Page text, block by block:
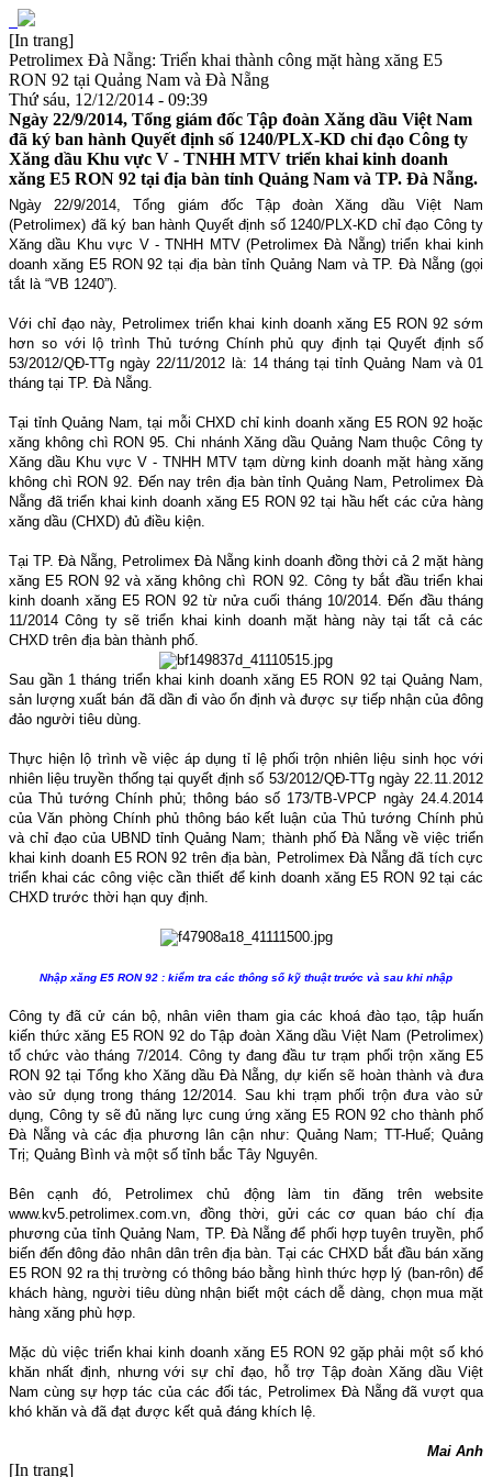
[In trang]
Petrolimex Đà Nẵng: Triển khai thành công mặt hàng xăng E5
RON 92 tại Quảng Nam và Đà Nẵng
Thứ sáu, 12/12/2014 - 09:39
Ngày 22/9/2014, Tổng giám đốc Tập đoàn Xăng dầu Việt Nam
đã ký ban hành Quyết định số 1240/PLX-KD chỉ đạo Công ty
Xăng dầu Khu vực V - TNHH MTV triển khai kinh doanh
xăng E5 RON 92 tại địa bàn tỉnh Quảng Nam và TP. Đà Nẵng.
Ngày 22/9/2014, Tổng giám đốc Tập đoàn Xăng dầu Việt Nam
(Petrolimex) đã ký ban hành Quyết định số 1240/PLX-KD chỉ đạo Công ty
Xăng dầu Khu vực V - TNHH MTV (Petrolimex Đà Nẵng) triển khai kinh
doanh xăng E5 RON 92 tại địa bàn tỉnh Quảng Nam và TP. Đà Nẵng (gọi
tắt là “VB 1240”).
Với chỉ đạo này, Petrolimex triển khai kinh doanh xăng E5 RON 92 sớm
hơn so với lộ trình Thủ tướng Chính phủ quy định tại Quyết định số
53/2012/QĐ-TTg ngày 22/11/2012 là: 14 tháng tại tỉnh Quảng Nam và 01
tháng tại TP. Đà Nẵng.
Tại tỉnh Quảng Nam, tại mỗi CHXD chỉ kinh doanh xăng E5 RON 92 hoặc
xăng không chì RON 95. Chi nhánh Xăng dầu Quảng Nam thuộc Công ty
Xăng dầu Khu vực V - TNHH MTV tạm dừng kinh doanh mặt hàng xăng
không chì RON 92. Đến nay trên địa bàn tỉnh Quảng Nam, Petrolimex Đà
Nẵng đã triển khai kinh doanh xăng E5 RON 92 tại hầu hết các cửa hàng
xăng dầu (CHXD) đủ điều kiện.
Tại TP. Đà Nẵng, Petrolimex Đà Nẵng kinh doanh đồng thời cả 2 mặt hàng
xăng E5 RON 92 và xăng không chì RON 92. Công ty bắt đầu triển khai
kinh doanh xăng E5 RON 92 từ nửa cuối tháng 10/2014. Đến đầu tháng
11/2014 Công ty sẽ triển khai kinh doanh mặt hàng này tại tất cả các
CHXD trên địa bàn thành phố.
Sau gần 1 tháng triển khai kinh doanh xăng E5 RON 92 tại Quảng Nam,
sản lượng xuất bán đã dần đi vào ổn định và được sự tiếp nhận của đông
đảo người tiêu dùng.
Thực hiện lộ trình về việc áp dụng tỉ lệ phối trộn nhiên liệu sinh học với
nhiên liệu truyền thống tại quyết định số 53/2012/QĐ-TTg ngày 22.11.2012
của Thủ tướng Chính phủ; thông báo số 173/TB-VPCP ngày 24.4.2014
của Văn phòng Chính phủ thông báo kết luận của Thủ tướng Chính phủ
và chỉ đạo của UBND tỉnh Quảng Nam; thành phố Đà Nẵng về việc triển
khai kinh doanh E5 RON 92 trên địa bàn, Petrolimex Đà Nẵng đã tích cực
triển khai các công việc cần thiết để kinh doanh xăng E5 RON 92 tại các
CHXD trước thời hạn quy định.
Nhập xăng E5 RON 92 : kiểm tra các thông số kỹ thuật trước và sau khi nhập
Công ty đã cử cán bộ, nhân viên tham gia các khoá đào tạo, tập huấn
kiến thức xăng E5 RON 92 do Tập đoàn Xăng dầu Việt Nam (Petrolimex)
tổ chức vào tháng 7/2014. Công ty đang đầu tư trạm phối trộn xăng E5
RON 92 tại Tổng kho Xăng dầu Đà Nẵng, dự kiến sẽ hoàn thành và đưa
vào sử dụng trong tháng 12/2014. Sau khi trạm phối trộn đưa vào sử
dụng, Công ty sẽ đủ năng lực cung ứng xăng E5 RON 92 cho thành phố
Đà Nẵng và các địa phương lân cận như: Quảng Nam; TT-Huế; Quảng
Trị; Quảng Bình và một số tỉnh bắc Tây Nguyên.
Bên cạnh đó, Petrolimex chủ động làm tin đăng trên website
www.kv5.petrolimex.com.vn, đồng thời, gửi các cơ quan báo chí địa
phương của tỉnh Quảng Nam, TP. Đà Nẵng để phối hợp tuyên truyền, phổ
biến đến đông đảo nhân dân trên địa bàn. Tại các CHXD bắt đầu bán xăng
E5 RON 92 ra thị trường có thông báo bằng hình thức hợp lý (ban-rôn) để
khách hàng, người tiêu dùng nhận biết một cách dễ dàng, chọn mua mặt
hàng xăng phù hợp.
Mặc dù việc triển khai kinh doanh xăng E5 RON 92 gặp phải một số khó
khăn nhất định, nhưng với sự chỉ đạo, hỗ trợ Tập đoàn Xăng dầu Việt
Nam cùng sự hợp tác của các đối tác, Petrolimex Đà Nẵng đã vượt qua
khó khăn và đã đạt được kết quả đáng khích lệ.
Mai Anh
[In trang]